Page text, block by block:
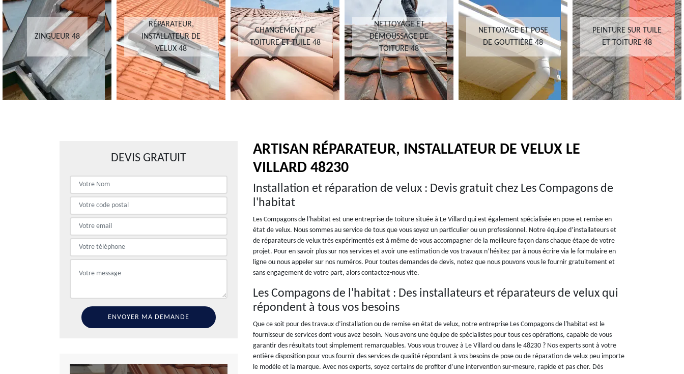
ZINGUEUR 48
RÉPARATEUR,
INSTALLATEUR DE
VELUX 48
CHANGEMENT DE
TOITURE ET TUILE 48
NETTOYAGE ET
DÉMOUSSAGE DE
TOITURE 48
NETTOYAGE ET POSE
DE GOUTTIÈRE 48
PEINTURE SUR TUILE
ET TOITURE 48
DEVIS GRATUIT
ARTISAN RÉPARATEUR, INSTALLATEUR DE VELUX LE
VILLARD 48230
Installation et réparation de velux : Devis gratuit chez Les Compagons de
l'habitat
Les Compagons de l'habitat est une entreprise de toiture située à Le Villard qui est également spécialisée en pose et remise en
état de velux. Nous sommes au service de tous que vous soyez un particulier ou un professionnel. Notre équipe d’installateurs et
de réparateurs de velux très expérimentés est à même de vous accompagner de la meilleure façon dans chaque étape de votre
projet. Pour en savoir plus sur nos services et avoir une estimation de vos travaux n’hésitez par à nous écrire via le formulaire en
ligne ou nous appeler sur nos numéros. Pour toutes demandes de devis, notez que nous pouvons vous le fournir gratuitement et
sans engagement de votre part, alors contactez-nous vite.
Les Compagons de l'habitat : Des installateurs et réparateurs de velux qui
répondent à tous vos besoins
Que ce soit pour des travaux d’installation ou de remise en état de velux, notre entreprise Les Compagons de l'habitat est le
fournisseur de services dont vous avez besoin. Nous avons une équipe de spécialistes pour tous ces opérations, capable de vous
garantir des résultats tout simplement remarquables. Vous vous trouvez à Le Villard ou dans le 48230 ? Nos experts sont à votre
entière disposition pour vous fournir des services de qualité répondant à vos besoins de pose ou de réparation de velux peu importe
le modèle et la marque. Avec nos experts, soyez certains de profiter d’une intervention sur-mesure, rapide et pas cher. Dès